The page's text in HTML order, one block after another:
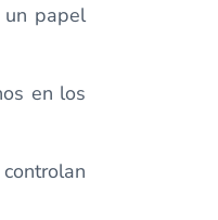
un papel
en los